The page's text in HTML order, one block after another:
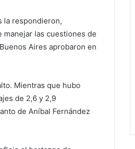
la respondieron,
manejar las cuestiones de
Aires aprobaron en
Mientras que hubo
de 2,6 y 2,9
de Aníbal Fernández